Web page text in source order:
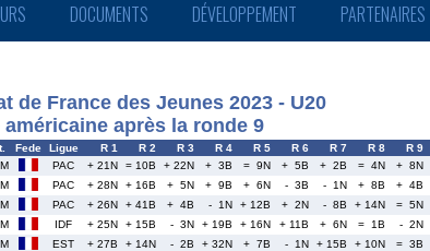
DOCUMENTS DÉVELOPPEMENT PARTENAIRES
de France des Jeunes 2023 - U20
après la ronde 9
Fede Ligue R 1 R 2 R 3 R 4 R 5 R 6 R 7 R 8 R 9
PAC + 21N = 10B + 22N + 3B = 9N + 5B + 2B = 4N + 8N
PAC + 28N + 16B + 5N + 9B + 6N - 3B - 1N + 8B + 4B
PAC + 26N + 41B + 4B - 1N + 12B + 2N - 8B + 14N = 5N
IDF + 25N + 15B - 3N + 19B + 16N + 11B + 6N = 1B - 2N
EST + 27B + 14N - 2B + 32N + 7B - 1N + 15B + 10N = 3B